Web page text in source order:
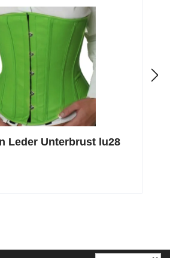
Leder Unterbrust lu28